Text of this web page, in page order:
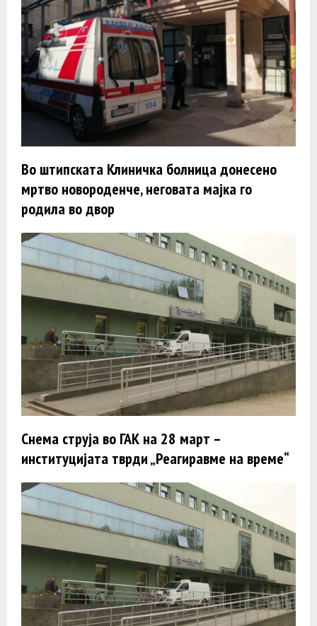
Во штипската Клиничка болница донесено
мртво новороденче, неговата мајка го
родилa во двор
Снема струја во ГАК на 28 март –
институцијата тврди „Реагиравме на време“